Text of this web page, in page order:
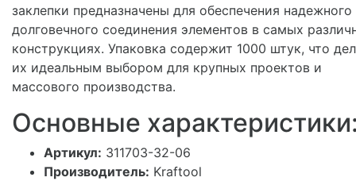
заклепки предназначены для обеспечения надежного
долговечного соединения элементов в самых
конструкциях. Упаковка содержит 1000 штук, что
их идеальным выбором для крупных проектов и
массового производства.
Основные
Артикул: 311703-32-06
Производитель: Kraftool